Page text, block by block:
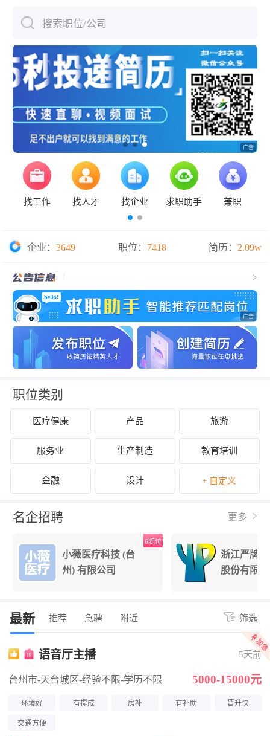
搜索职位/公司
找工作 找人才 找企业 求职助手 兼职
企业： 3649 职位： 7418 简历： 2.09w
职位类别
医疗健康 产品 旅游
服务业 生产制造 教育培训
金融 设计 + 自定义
名企招聘 更多
小薇医疗科技 (台
州) 有限公司
浙江严牌过滤技术
股份有限公司
最新 推荐 急聘 附近 筛选
语音厅主播 5天前
台州市-天台城区-经验不限-学历不限 5000-15000元
环境好 有提成 房补 有补助 晋升快
交通方便